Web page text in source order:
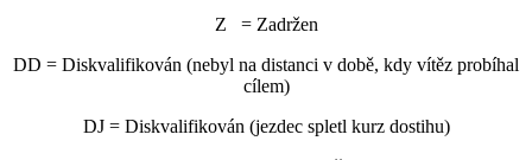
Z = Zadržen
DD = Diskvalifikován (nebyl na distanci v době, kdy vítěz probíhal
cílem)
DJ = Diskvalifikován (jezdec spletl kurz dostihu)